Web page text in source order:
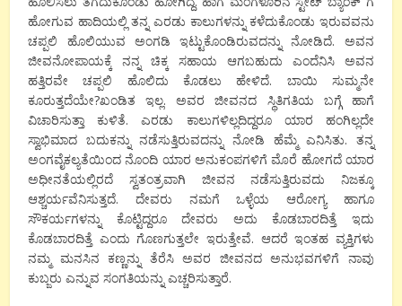
ಹೋಗುವ ಹಾದಿಯಲ್ಲಿ ತನ್ನ ಎರಡು ಕಾಲುಗಳನ್ನು ಕಳೆದುಕೊಂಡು ಇರುವವನು
ಚಪ್ಪಲಿ ಹೊಲಿಯುವ ಅಂಗಡಿ ಇಟ್ಟುಕೊಂಡಿರುವದನ್ನು ನೋಡಿದೆ. ಅವನ
ಜೀವನೋಪಾಯಕ್ಕೆ ನನ್ನ ಚಿಕ್ಕ ಸಹಾಯ ಆಗಬಹುದು ಎಂದೆನಿಸಿ ಅವನ
ಹತ್ತಿರವೇ ಚಪ್ಪಲಿ ಹೊಲಿದು ಕೊಡಲು ಹೇಳಿದೆ. ಬಾಯಿ ಸುಮ್ಮನೇ
ಕೂರುತ್ತದೆಯೇ?ಖಂಡಿತ ಇಲ್ಲ. ಅವರ ಜೀವನದ ಸ್ಥಿತಿಗತಿಯ ಬಗ್ಗೆ ಹಾಗೆ
ವಿಚಾರಿಸುತ್ತಾ ಕುಳಿತೆ. ಎರಡು ಕಾಲುಗಳಿಲ್ಲದಿದ್ದರೂ ಯಾರ ಹಂಗಿಲ್ಲದೇ
ಸ್ವಾಭಿಮಾದ ಬದುಕನ್ನು ನಡೆಸುತ್ತಿರುವದನ್ನು ನೋಡಿ ಹೆಮ್ಮೆ ಎನಿಸಿತು. ತನ್ನ
ಅಂಗವೈಕಲ್ಯತೆಯಿಂದ ನೊಂದಿ ಯಾರ ಅನುಕಂಪಗಳಿಗೆ ಮೊರೆ ಹೋಗದೆ ಯಾರ
ಅಧೀನತೆಯಲ್ಲಿರದೆ ಸ್ವತಂತ್ರವಾಗಿ ಜೀವನ ನಡೆಸುತ್ತಿರುವದು ನಿಜಕ್ಕೂ
ಆಶ್ಚರ್ಯವೆನಿಸುತ್ತದೆ. ದೇವರು ನಮಗೆ ಒಳ್ಳೆಯ ಆರೋಗ್ಯ ಹಾಗೂ
ಸೌಕರ್ಯಗಳನ್ನು ಕೊಟ್ಟಿದ್ದರೂ ದೇವರು ಅದು ಕೊಡಬಾರದಿತ್ತೆ ಇದು
ಕೊಡಬಾರದಿತ್ತೆ ಎಂದು ಗೊಣಗುತ್ತಲೇ ಇರುತ್ತೇವೆ. ಆದರೆ ಇಂತಹ ವ್ಯಕ್ತಿಗಳು
ನಮ್ಮ ಮನಸಿನ ಕಣ್ಣನ್ನು ತೆರೆಸಿ ಅವರ ಜೀವನದ ಅನುಭವಗಳಿಗೆ ನಾವು
ಕುಬ್ಜರು ಎನ್ನುವ ಸಂಗತಿಯನ್ನು ಎಚ್ಚರಿಸುತ್ತಾರೆ.